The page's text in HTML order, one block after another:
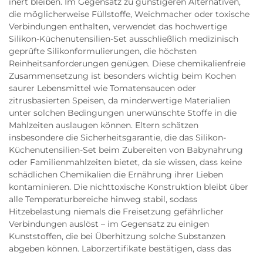
die möglicherweise Füllstoffe, Weichmacher oder toxische
Verbindungen enthalten, verwendet das hochwertige
Silikon-Küchenutensilien-Set ausschließlich medizinisch
geprüfte Silikonformulierungen, die höchsten
Reinheitsanforderungen genügen. Diese chemikalienfreie
Zusammensetzung ist besonders wichtig beim Kochen
saurer Lebensmittel wie Tomatensaucen oder
zitrusbasierten Speisen, da minderwertige Materialien
unter solchen Bedingungen unerwünschte Stoffe in die
Mahlzeiten auslaugen können. Eltern schätzen
insbesondere die Sicherheitsgarantie, die das Silikon-
Küchenutensilien-Set beim Zubereiten von Babynahrung
oder Familienmahlzeiten bietet, da sie wissen, dass keine
schädlichen Chemikalien die Ernährung ihrer Lieben
kontaminieren. Die nichttoxische Konstruktion bleibt über
alle Temperaturbereiche hinweg stabil, sodass
Hitzebelastung niemals die Freisetzung gefährlicher
Verbindungen auslöst – im Gegensatz zu einigen
Kunststoffen, die bei Überhitzung solche Substanzen
abgeben können. Laborzertifikate bestätigen, dass das